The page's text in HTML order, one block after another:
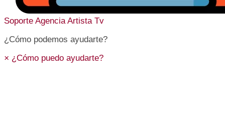
Soporte Agencia Artista Tv
¿Cómo podemos ayudarte?
× ¿Cómo puedo ayudarte?